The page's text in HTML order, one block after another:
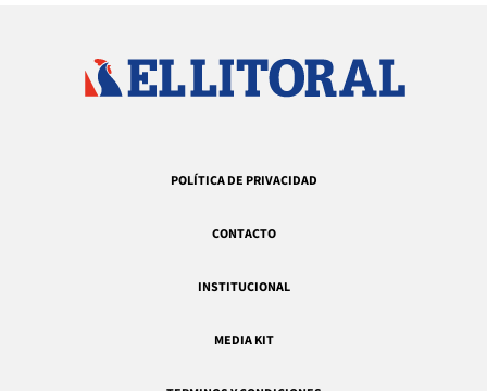
POLÍTICA DE PRIVACIDAD
CONTACTO
INSTITUCIONAL
MEDIA KIT